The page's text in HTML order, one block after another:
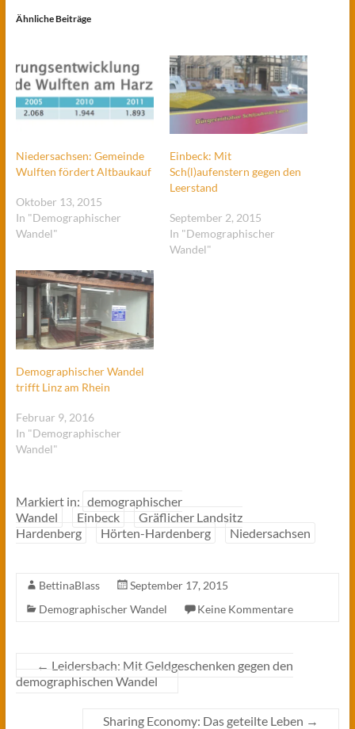
Ähnliche Beiträge
Niedersachsen: Gemeinde
Wulften fördert Altbaukauf
Oktober 13, 2015
In "Demographischer
Wandel"
Einbeck: Mit
Sch(l)aufenstern gegen den
Leerstand
September 2, 2015
In "Demographischer
Wandel"
Demographischer Wandel
trifft Linz am Rhein
Februar 9, 2016
In "Demographischer
Wandel"
Markiert in: demographischer
Wandel
Einbeck
Gräflicher Landsitz
Hardenberg
Hörten-Hardenberg Niedersachsen
BettinaBlass
September 17, 2015
Demographischer Wandel
Keine Kommentare
← Leidersbach: Mit Geldgeschenken gegen den
demographischen Wandel
Sharing Economy: Das geteilte Leben →